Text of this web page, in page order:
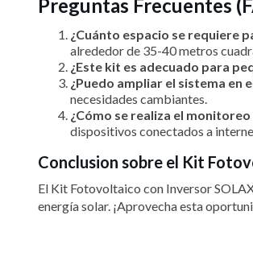
Preguntas Frecuentes
¿Cuánto espacio se requiere
alrededor de 35-40 metros
¿Este kit es adecuado para
¿Puedo ampliar el sistema en
necesidades cambiantes.
¿Cómo se realiza el
dispositivos conectados a
Conclusion sobre el Kit
El Kit Fotovoltaico con Inversor
energía solar. ¡Aprovecha esta